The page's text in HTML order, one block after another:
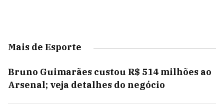
Mais de Esporte
Bruno Guimarães custou R$ 514 milhões ao
Arsenal; veja detalhes do negócio